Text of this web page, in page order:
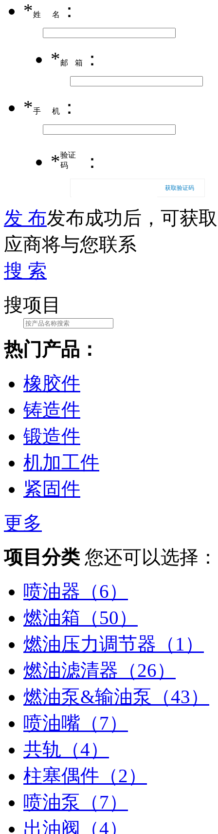
*姓名 ：
*邮箱 ：
*手机 ：
*验证
码
：
获取验证码
发 布发布成功后，可获
应商将与您联系
搜 索
搜项目
热门产品：
橡胶件
铸造件
锻造件
机加工件
紧固件
更多
项目分类 您还可以选择：
喷油器（6）
燃油箱（50）
燃油压力调节器（1）
燃油滤清器（26）
燃油泵&输油泵（43）
喷油嘴（7）
共轨（4）
柱塞偶件（2）
喷油泵（7）
出油阀（4）